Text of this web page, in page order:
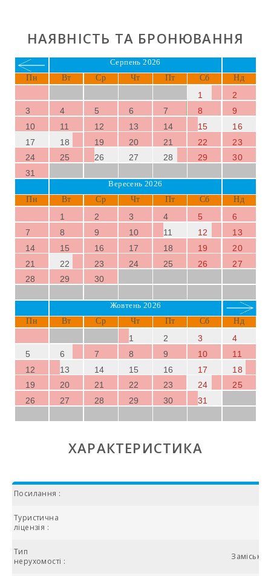
всього за 11 км, відома своїм дрібним піском і
кришталево чистими водами. Район рясніє чарівними
Sa
Romaguera,Cala DomingosіCala Murada, де ви
можете продовжувати насолоджуватися чудовою
погодоюМайорки.
НАЯВНІСТЬ ТА БРОНЮВАННЯ
Серпень 2026
Пн Вт Ср Чт Пт Сб Нд
1
2
3
4 5 6 7 8
9
10
11 12 13 14 15
16
17
18 19 20 21 22
23
24
25 26 27 28 29
30
31
Вересень 2026
Пн Вт Ср Чт Пт Сб Нд
1 2 3 4 5
6
7
8 9 10 11 12
13
14
15 16 17 18 19
20
21
22 23 24 25 26
27
28
29 30
Жовтень 2026
Пн Вт Ср Чт Пт Сб Нд
1 2 3
4
5
6 7 8 9 10
11
12
13 14 15 16 17
18
19
20 21 22 23 24
25
26
27 28 29 30 31
ХАРАКТЕРИСТИКА
Посилання :
Туристична
ліцензія :
Тип
нерухомості :
Заміська